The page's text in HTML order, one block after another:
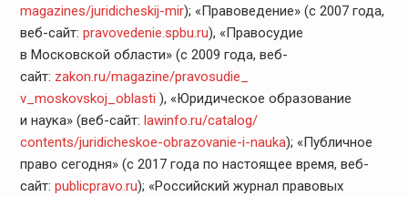
magazines/juridicheskij-mir); «Правоведение» (с 2007 года,
веб-сайт: pravovedenie.spbu.ru), «Правосудие
в Московской области» (с 2009 года, веб-
сайт: zakon.ru/magazine/pravosudie_
v_moskovskoj_oblasti ), «Юридическое образование
и наука» (веб-сайт: lawinfo.ru/catalog/
contents/juridicheskoe-obrazovanie-i-nauka); «Публичное
право сегодня» (с 2017 года по настоящее время, веб-
сайт: publicpravo.ru); «Российский журнал правовых